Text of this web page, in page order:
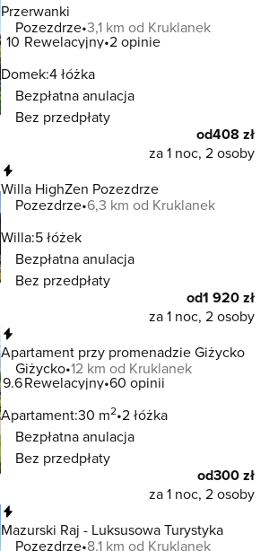
Przerwanki
Pozezdrze 3,1 km od Kruklanek
10 Rewelacyjny 2 opinie
Domek:4 łóżka
Bezpłatna anulacja
Bez przedpłaty
od408 zł
za 1 noc, 2 osoby
Willa HighZen Pozezdrze
Pozezdrze 6,3 km od Kruklanek
Willa:5 łóżek
Bezpłatna anulacja
Bez przedpłaty
od1 920 zł
za 1 noc, 2 osoby
Apartament przy promenadzie Giżycko
Giżycko 12 km od Kruklanek
9.6Rewelacyjny 60 opinii
Apartament:30 m2 2 łóżka
Bezpłatna anulacja
Bez przedpłaty
od300 zł
za 1 noc, 2 osoby
Mazurski Raj - Luksusowa Turystyka
Pozezdrze 8,1 km od Kruklanek